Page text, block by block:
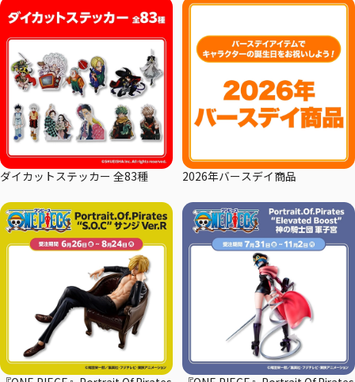
ダイカットステッカー 全83種 2026年バースデイ商品